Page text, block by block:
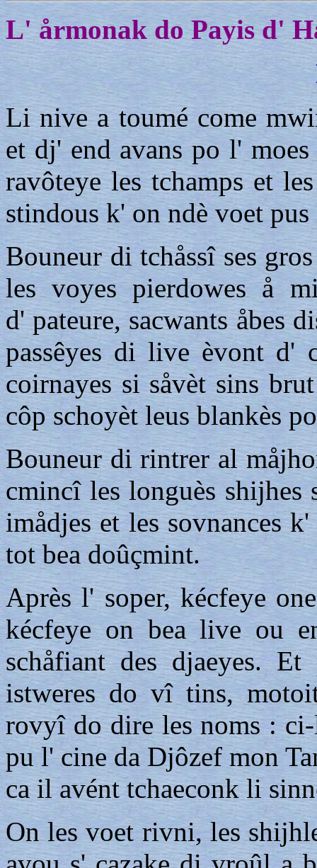
L' årmonak do Payis d'
Li nive a toumé come
et dj' end avans po l'
ravôteye les tchamps et
stindous k' on ndè voet
Bouneur di tchåssî ses
les voyes pierdowes å
d' pateure, sacwants åbes
passêyes di live èvont d'
coirnayes si såvèt sins
côp schoyèt leus blankès
Bouneur di rintrer al
cmincî les longuès
imådjes et les sovnances
tot bea doûçmint.
Après l' soper, kécfeye
kécfeye on bea live ou
schåfiant des djaeyes.
istweres do vî tins,
rovyî do dire les noms :
pu l' cine da Djôzef mon
ca il avént tchaeconk li
On les voet rivni, les